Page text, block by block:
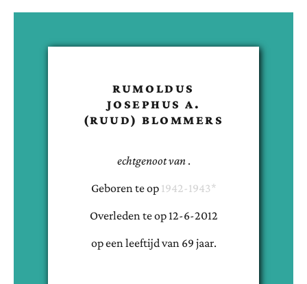
RUMOLDUS
JOSEPHUS A.
(RUUD) BLOMMERS
echtgenoot van .
Geboren teop 1942-1943*
Overleden teop 12-6-2012
op een leeftijd van 69 jaar.